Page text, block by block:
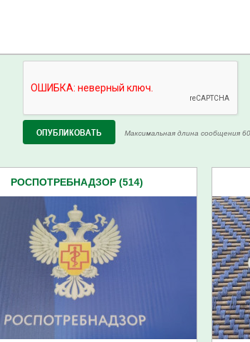
Максимальная длина сообщения
РОСПОТРЕБНАДЗОР (514)